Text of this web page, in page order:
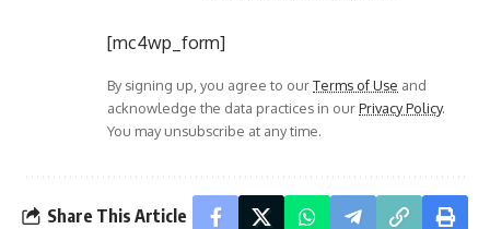
[mc4wp_form]
By signing up, you agree to ourTerms of Use and
acknowledge the data practices in ourPrivacy Policy.
You may unsubscribe at any time.
Share This Article